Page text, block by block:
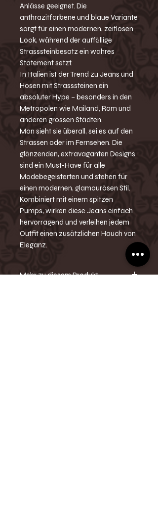
Anlässe geeignet. Die
anthrazitfarbene und blaue Variante
sorgt für einen modernen, zeitlosen
Look, während der auffällige
Strasssteinbesatz ein wahres
Statement setzt.
In Italien ist der Trend zu Jeans und
Hosen mit Strasssteinen ein
absoluter Hype – besonders in den
Metropolen wie Mailand, Rom und
anderen grossen Städten.
Man sieht sie überall, sei es auf den
Strassen oder im Fernsehen. Die
glänzenden, extravaganten Designs
sind ein Must-Have für alle
Modebegeisterten und stehen für
einen modernen, glamourösen Stil.
Kombiniert mit einem spitzen
Pumps, wirken diese Jeans einfach
hervorragend und verleihen jedem
Outfit einen zusätzlichen Hauch von
Eleganz.
Mehr zu diesem Produkt